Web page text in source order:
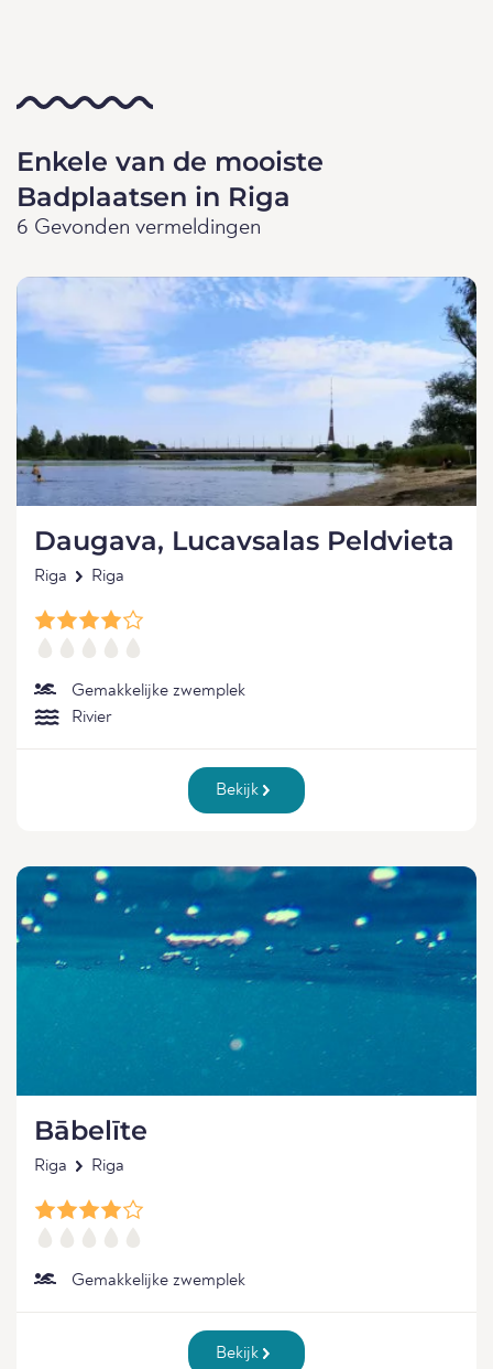
Enkele van de mooiste
Badplaatsen in Riga
6 Gevonden vermeldingen
Daugava, Lucavsalas Peldvieta
Riga Riga
Gemakkelijke zwemplek
Rivier
Bekijk
Bābelīte
Riga Riga
Gemakkelijke zwemplek
Bekijk